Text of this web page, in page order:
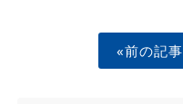
«前の記事